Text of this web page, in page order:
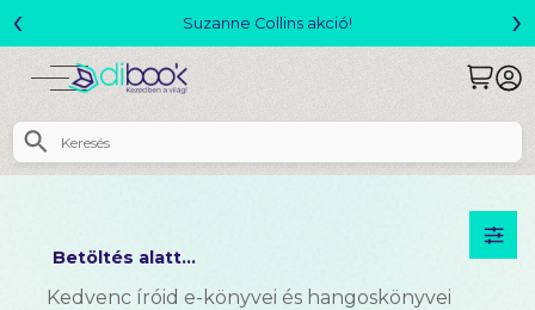
Változó világ akció!
‹ ›
Betöltés alatt...
Kedvenc íróid e-könyvei és hangoskönyvei